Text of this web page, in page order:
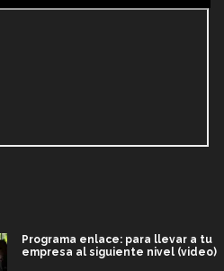
Programa enlace: para llevar a tu
empresa al siguiente nivel (video)